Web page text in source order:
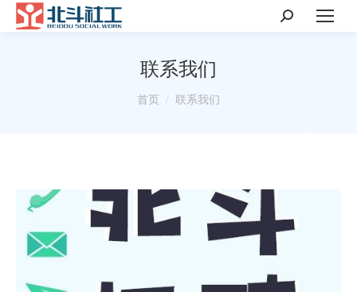
搜
联系我们
你在这里：
首页 联系我们